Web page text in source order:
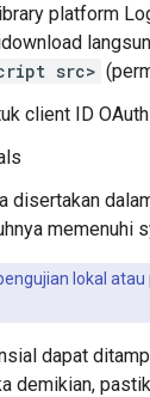
platform
src>
client ID
disertakan
memenuhi
lokal
dapat
demikian,